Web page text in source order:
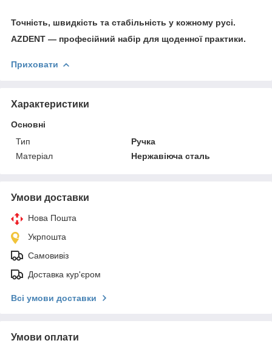
Точність, швидкість та стабільність у кожному русі.
AZDENT — професійний набір для щоденної практики.
Приховати
Характеристики
Основні
Тип
Ручка
Матеріал
Нержавіюча сталь
Умови доставки
Нова Пошта
Укрпошта
Самовивіз
Доставка кур'єром
Всі умови доставки
Умови оплати